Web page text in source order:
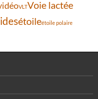
VLTVoie lactée
étoileétoile polaire